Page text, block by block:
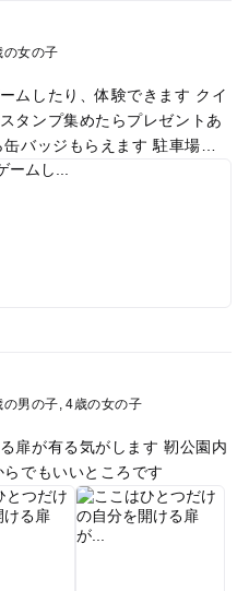
の女の子
ムしたり、体験できます クイ
タンプ集めたらプレゼントあ
バッジもらえます 駐車場は
キングが1時間300円とお得 7
の男の子 4歳の女の子
扉が有る気がします 靭公園内
でもいいところです